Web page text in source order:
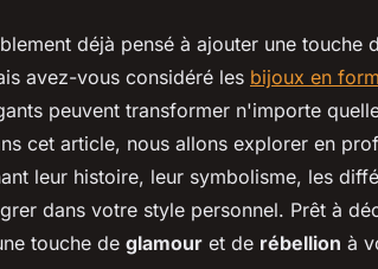
un style
déjà pensé à ajouter une touche
avez-vous considéré les bijoux en
peuvent transformer n'importe
cet article, nous allons explorer en
leur histoire, leur symbolisme, les
dans votre style personnel. Prêt à
touche de glamour et de rébellion à